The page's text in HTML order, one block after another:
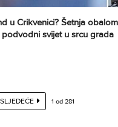
u Crikvenici? Šetnja
svijet u srcu grada
SLJEDEĆE 1 od 281